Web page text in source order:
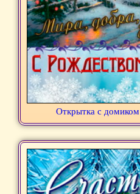
Открытка с домиком